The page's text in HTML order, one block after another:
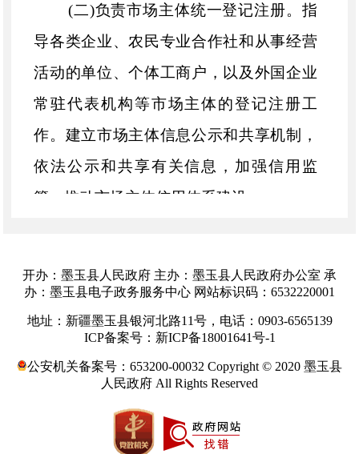
(二)负责市场主体统一登记注册。指
导各类企业、农民专业合作社和从事经营
活动的单位、个体工商户，以及外国企业
常驻代表机构等市场主体的登记注册工
作。建立市场主体信息公示和共享机制，
依法公示和共享有关信息，加强信用监
管，推动市场主体信用体系建设。
综合执法队伍建设，推动实行统一的市场
监管. 组织查处重大违法案件。规范市场监
(四)负责反垄断统一执法。统筹推进
竞争政策实施，指导实施公平竞争审查制
度。依据授权负责垄断协议、滥用市场支
开办：墨玉县人民政府 主办：墨玉县人民政府办公室 承
办：墨玉县电子政务服务中心 网站标识码：6532220001
地址：新疆墨玉县银河北路11号，电话：0903-6565139
ICP备案号：新ICP备18001641号-1
公安机关备案号：653200-00032 Copyright © 2020 墨玉县
人民政府 All Rights Reserved